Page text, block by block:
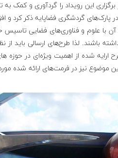
این رویداد را گردآوری و کمک به
پارک‌های گردشگری فضاپایه ذکر کرد و
آن با علوم و فناوری‌های فضایی تاسیس
باشند. لذا طرح‌های ارسالی باید از
ارایه شده از اهمیت ویژه‌ای در حوزه
موضوع نیز در فرمت‌های ارائه شده